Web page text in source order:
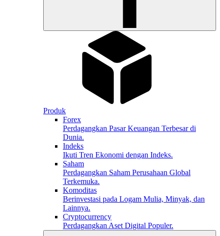
Produk
Forex
Perdagangkan Pasar Keuangan Terbesar di
Dunia.
Indeks
Ikuti Tren Ekonomi dengan Indeks.
Saham
Perdagangkan Saham Perusahaan Global
Terkemuka.
Komoditas
Berinvestasi pada Logam Mulia, Minyak, dan
Lainnya.
Cryptocurrency
Perdagangkan Aset Digital Populer.